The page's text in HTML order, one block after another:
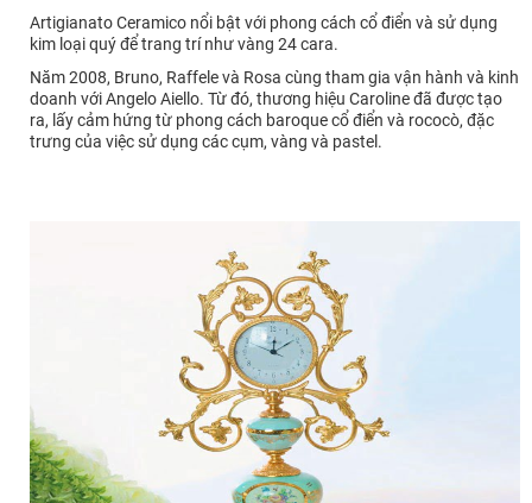
Artigianato Ceramico nổi bật với phong cách cổ điển và sử dụng
kim loại quý để trang trí như vàng 24 cara.
Năm 2008, Bruno, Raffele và Rosa cùng tham gia vận hành và kinh
doanh với Angelo Aiello. Từ đó, thương hiệu Caroline đã được tạo
ra, lấy cảm hứng từ phong cách baroque cổ điển và rococò, đặc
trưng của việc sử dụng các cụm, vàng và pastel.